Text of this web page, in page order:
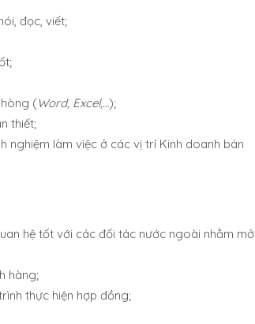
đọc, viết;
(Word, Excel,…);
thiết;
nghiệm làm việc ở các vị trí Kinh doanh bán
hệ tốt với các đối tác nước ngoài nhằm mở
hàng;
thực hiện hợp đồng;